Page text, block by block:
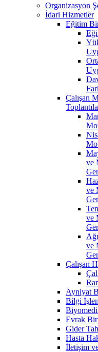
Organizasyon
İdari Hizmetler
Eğitim
Çalışan
ve
ve
ve
ve
Çalışan
Ayniyat
Bilgi
Evrak
Gider
Hasta
İletişim